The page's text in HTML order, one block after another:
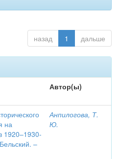
назад 1 дальше
Автор(ы)
на
1920–1930-
–
Анпилогова, Т.
Ю.